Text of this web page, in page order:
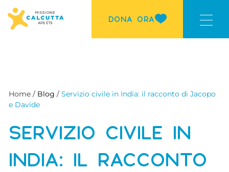
DONA ORA
Home / Blog /Servizio civile in India: il racconto di Jacopo
e Davide
SERVIZIO CIVILE IN
INDIA: IL RACCONTO